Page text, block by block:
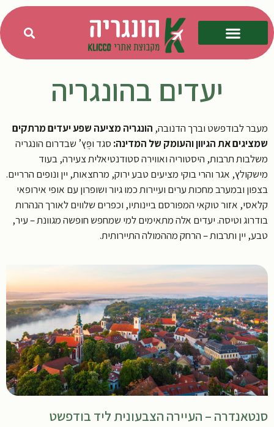
יעדים בהונגריה
מעבר לבודפשט וברך הדנובה, הונגריה מציעה שפע יעדים מרתקים
שמציגים את הגיוון והעומק של המדינה: סגד ופֶּץ’ שבדרום הונגריה
משלבות תרבות, היסטוריה ואווירה סטודנטיאלית צעירה, בעוד
מישקולץ, אגר והרי בוקי מציעים טבע ירוק, מרחצאות, יין ונופים הרריים.
בצפון ובמערב מחכות ערים ועיירות כמו גיור ושופרון עם אופי אירופאי
קלאסי, אזור טוקאי המפורסם ביינותיו, וכפרים שלווים לאורך הנהרות
בודרוג וטיסה. יעדים אלה מתאימים למי שמחפש חופשה מגוונת – עיר,
טבע, יין ותרבות – הרחק מההמולה התיירותית.
סנטאנדרה – העיירה הצבעונית ליד בודפשט